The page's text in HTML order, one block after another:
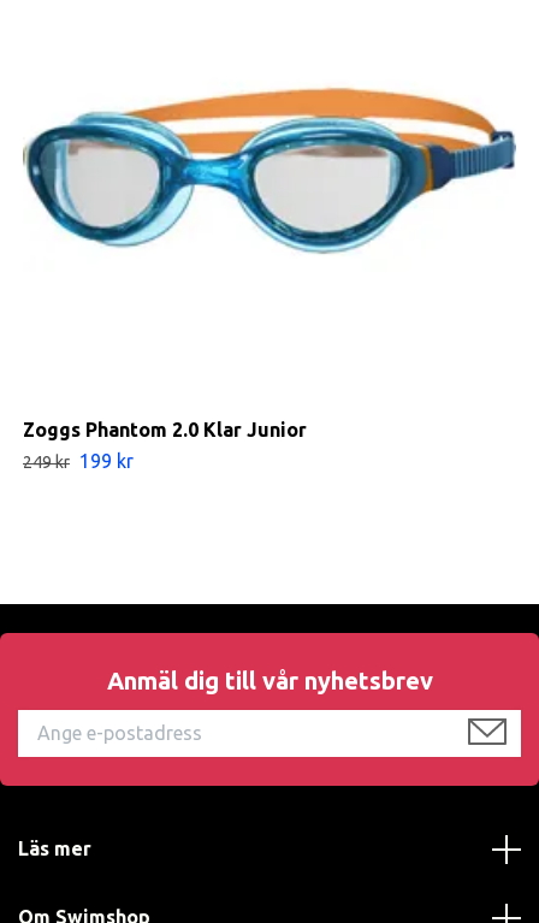
Zoggs Phantom 2.0 Klar Junior
249 kr 199 kr
Anmäl dig till vår nyhetsbrev
Läs mer
Om Swimshop